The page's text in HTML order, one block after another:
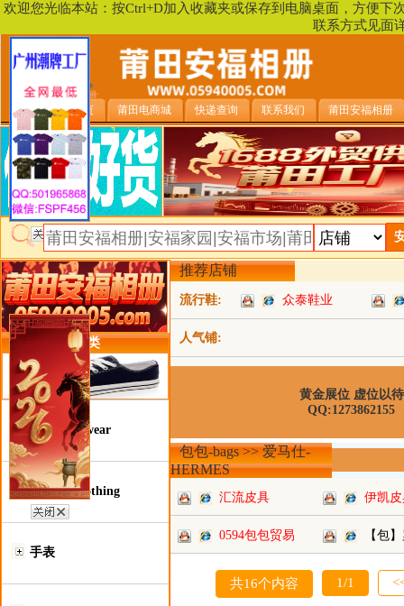
欢迎您光临本站：按Ctrl+D加入收藏夹或保存到电脑桌面，方便
联系方式见面
安福相册首页 莆田电商城 快递查询 联系我们 莆田安福相册
类目详细分类
鞋类-Footwear
服装类-Clothing
手表
推荐店铺
流行鞋:
人气铺:
众泰鞋业
黄金展位 虚位以待
QQ:1273862155
包包-bags >> 爱马仕-
HERMES
汇流皮具 伊凯
0594包包贸易 【包
共16个内容 1/1